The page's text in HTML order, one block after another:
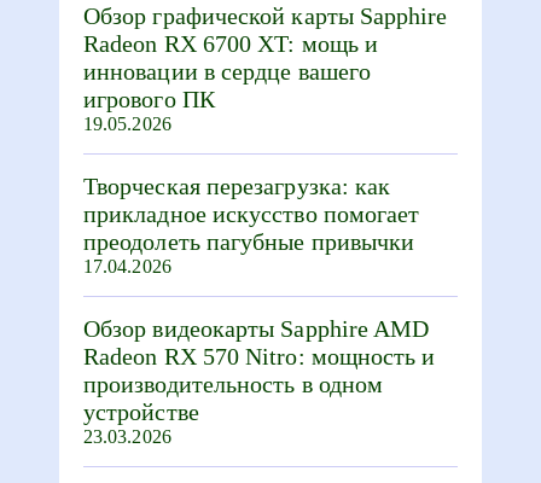
Обзор графической карты Sapphire
Radeon RX 6700 XT: мощь и
инновации в сердце вашего
игрового ПК
19.05.2026
Творческая перезагрузка: как
прикладное искусство помогает
преодолеть пагубные привычки
17.04.2026
Обзор видеокарты Sapphire AMD
Radeon RX 570 Nitro: мощность и
производительность в одном
устройстве
23.03.2026